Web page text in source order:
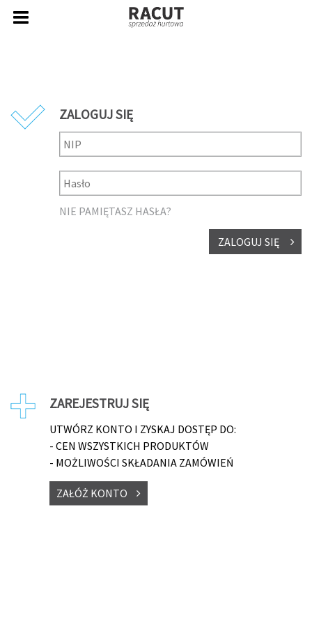
ZALOGUJ SIĘ
NIE PAMIĘTASZ HASŁA?
ZALOGUJ SIĘ
ZAREJESTRUJ SIĘ
UTWÓRZ KONTO I ZYSKAJ DOSTĘP DO:
- CEN WSZYSTKICH PRODUKTÓW
- MOŻLIWOŚCI SKŁADANIA ZAMÓWIEŃ
ZAŁÓŻ KONTO